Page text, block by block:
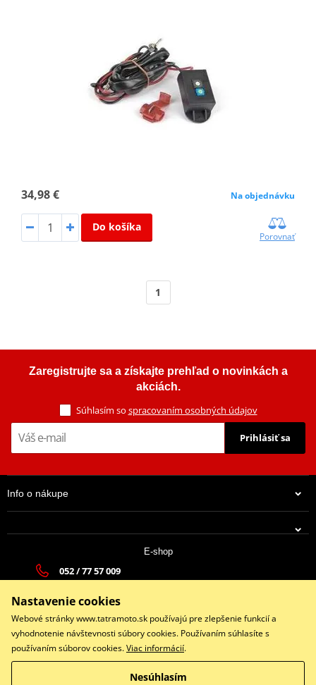
34,98 € Na objednávku
Do košíka
Porovnať
1
Zaregistrujte sa a získajte prehľad o novinkách a
akciách.
Súhlasím so spracovaním osobných údajov
Prihlásiť sa
Info o nákupe
E-shop
052 / 77 57 009
Po - Pia 9:00-17:00 | So: 9:00-13:00 | Ne: Zatvorené
Facebook
Nastavenie cookies
Webové stránky www.tatramoto.sk používajú pre zlepšenie funkcií a
vyhodnotenie návštevnosti súbory cookies. Používaním súhlasíte s
používaním súborov cookies.Viac informácií.
Nesúhlasím